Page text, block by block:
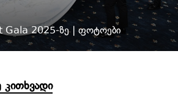
Gala 2025-ზე | ფოტოები
კითხვადი